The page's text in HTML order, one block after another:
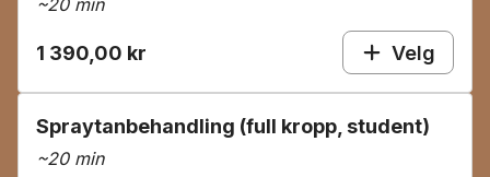
~20 min
1 390,00 kr Velg
Spraytanbehandling (full kropp, student)
~20 min